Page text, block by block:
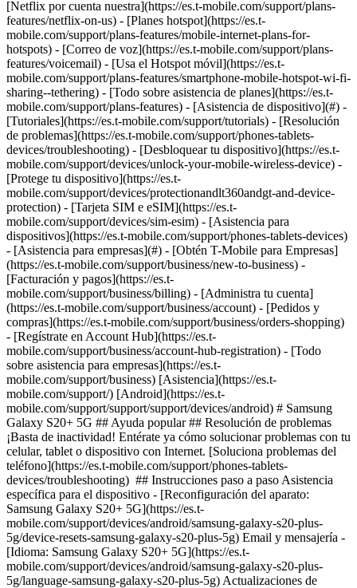
[Netflix por cuenta nuestra](https://es.t-mobile.com/support/plans-
features/netflix-on-us) - [Planes hotspot](https://es.t-
mobile.com/support/plans-features/mobile-internet-plans-for-
hotspots) - [Correo de voz](https://es.t-mobile.com/support/plans-
features/voicemail) - [Usa el Hotspot móvil](https://es.t-
mobile.com/support/plans-features/smartphone-mobile-hotspot-wi-fi-
sharing--tethering) - [Todo sobre asistencia de planes](https://es.t-
mobile.com/support/plans-features) - [Asistencia de dispositivo](#) -
[Tutoriales](https://es.t-mobile.com/support/tutorials) - [Resolución
de problemas](https://es.t-mobile.com/support/phones-tablets-
devices/troubleshooting) - [Desbloquear tu dispositivo](https://es.t-
mobile.com/support/devices/unlock-your-mobile-wireless-device) -
[Protege tu dispositivo](https://es.t-
mobile.com/support/devices/protectionandlt360andgt-and-device-
protection) - [Tarjeta SIM e eSIM](https://es.t-
mobile.com/support/devices/sim-esim) - [Asistencia para
dispositivos](https://es.t-mobile.com/support/phones-tablets-devices)
- [Asistencia para empresas](#) - [Obtén T-Mobile para Empresas]
(https://es.t-mobile.com/support/business/new-to-business) -
[Facturación y pagos](https://es.t-
mobile.com/support/business/billing) - [Administra tu cuenta]
(https://es.t-mobile.com/support/business/account) - [Pedidos y
compras](https://es.t-mobile.com/support/business/orders-shopping)
- [Regístrate en Account Hub](https://es.t-
mobile.com/support/business/account-hub-registration) - [Todo
sobre asistencia para empresas](https://es.t-
mobile.com/support/business) [Asistencia](https://es.t-
mobile.com/support/) [Android](https://es.t-
mobile.com/support/support/support/devices/android) # Samsung
Galaxy S20+ 5G ## Ayuda popular ## Resolución de problemas
¡Basta de inactividad! Entérate ya cómo solucionar problemas con tu
celular, tablet o dispositivo con Internet. [Soluciona problemas del
teléfono](https://es.t-mobile.com/support/phones-tablets-
devices/troubleshooting) ## Instrucciones paso a paso Asistencia
específica para el dispositivo - [Reconfiguración del aparato:
Samsung Galaxy S20+ 5G](https://es.t-
mobile.com/support/devices/android/samsung-galaxy-s20-plus-
5g/device-resets-samsung-galaxy-s20-plus-5g) Email y mensajería -
[Idioma: Samsung Galaxy S20+ 5G](https://es.t-
mobile.com/support/devices/android/samsung-galaxy-s20-plus-
5g/language-samsung-galaxy-s20-plus-5g) Actualizaciones de